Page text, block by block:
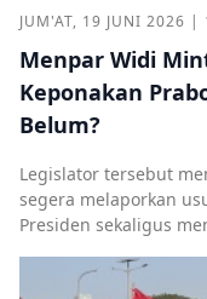
JUM'AT, 19 JUNI 2026 |
Menpar Widi
Keponakan
Belum?
Legislator tersebut
segera melaporkan
Presiden sekaligus